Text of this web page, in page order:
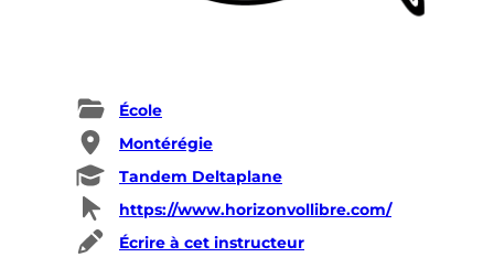
École
Montérégie
Tandem Deltaplane
https://www.horizonvollibre.com/
Écrire à cet instructeur